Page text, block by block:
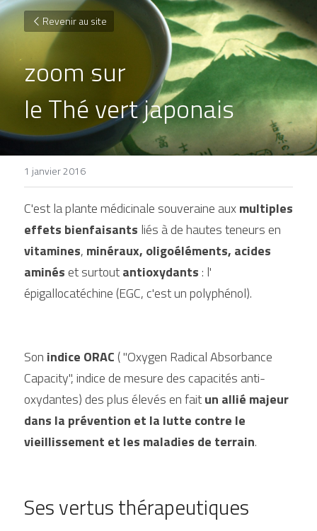
Revenir au site
zoom sur
le Thé vert japonais
1 janvier 2016
C'est la plante médicinale souveraine aux multiples
effets bienfaisants
vitamines, minéraux, oligoéléments, acides
aminés et surtout antioxydants : l'
épigallocatéchine (EGC, c'est un polyphénol).
Son indice ORAC ( "Oxygen Radical Absorbance
Capacity", indice de mesure des capacités anti-
oxydantes) des plus élevés en fait un allié majeur
dans la prévention et la lutte contre le
vieillissement et les maladies de terrain.
Ses vertus thérapeutiques